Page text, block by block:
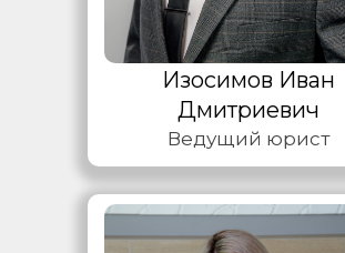
Ведущий юрист
Изосимов Иван
Дмитриевич